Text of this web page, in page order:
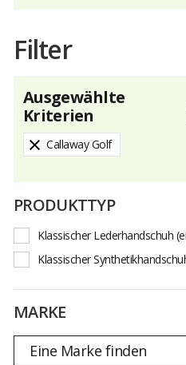
Filter
Ausgewählte
Kriterien
Callaway Golf
PRODUKTTYP
Klassischer Lederhandschuh
Klassischer
MARKE